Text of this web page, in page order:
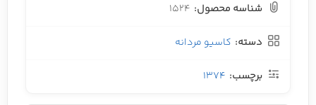
شناسه محصول: 1524
دسته: کاسیو مردانه
برچسب: 1374